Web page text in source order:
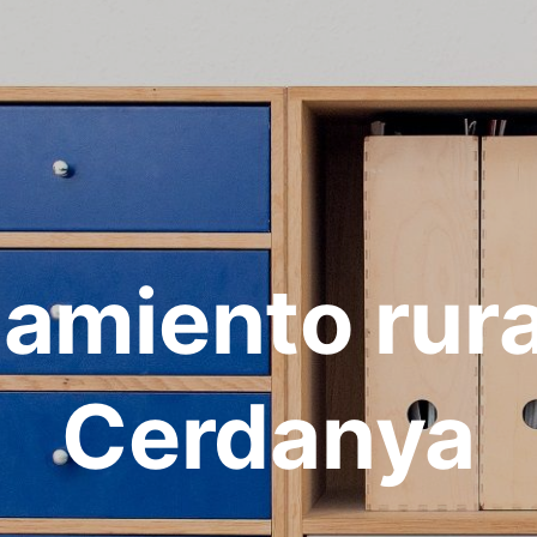
Cerdanya